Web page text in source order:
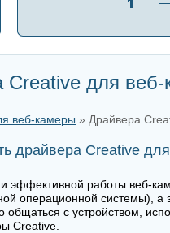
Creative для
веб-камеры » Драйвера
драйвера Creative
эффективной работы веб-
операционной системы),
с устройством,
Creative.